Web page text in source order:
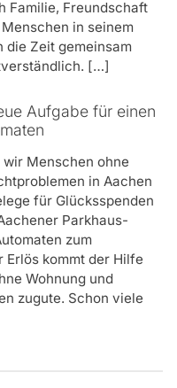
Familie, Freundschaft
in seinem
die Zeit gemeinsam
[…]
Aufgabe für einen
wir Menschen ohne
in Aachen
für Glücksspenden
Parkhaus-
zum
Erlös kommt der Hilfe
Wohnung und
zugute. Schon viele